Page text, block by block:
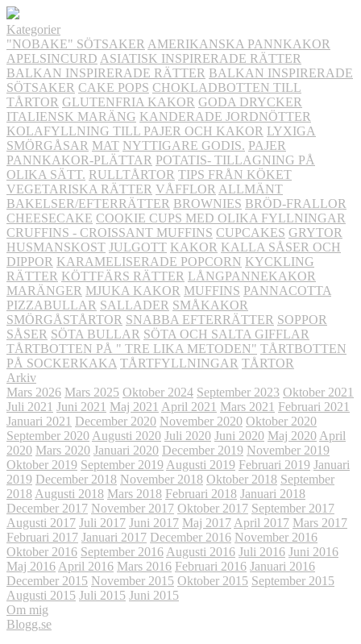
Kategorier
"NOBAKE" SÖTSAKER AMERIKANSKA PANNKAKOR
APELSINCURD ASIATISK INSPIRERADE RÄTTER
BALKAN INSPIRERADE RÄTTER BALKAN INSPIRERADE
SÖTSAKER CAKE POPS CHOKLADBOTTEN TILL
TÅRTOR GLUTENFRIA KAKOR GODA DRYCKER
ITALIENSK MARÄNG KANDERADE JORDNÖTTER
KOLAFYLLNING TILL PAJER OCH KAKOR LYXIGA
SMÖRGÅSAR MAT NYTTIGARE GODIS. PAJER
PANNKAKOR-PLÄTTAR POTATIS- TILLAGNING PÅ
OLIKA SÄTT. RULLTÅRTOR TIPS FRÅN KÖKET
VEGETARISKA RÄTTER VÅFFLOR ALLMÄNT
BAKELSER/EFTERRÄTTER BROWNIES BRÖD-FRALLOR
CHEESECAKE COOKIE CUPS MED OLIKA FYLLNINGAR
CRUFFINS - CROISSANT MUFFINS CUPCAKES GRYTOR
HUSMANSKOST JULGOTT KAKOR KALLA SÅSER OCH
DIPPOR KARAMELISERADE POPCORN KYCKLING
RÄTTER KÖTTFÄRS RÄTTER LÅNGPANNEKAKOR
MARÄNGER MJUKA KAKOR MUFFINS PANNACOTTA
PIZZABULLAR SALLADER SMÅKAKOR
SMÖRGÅSTÅRTOR SNABBA EFTERRÄTTER SOPPOR
SÅSER SÖTA BULLAR SÖTA OCH SALTA GIFFLAR
TÅRTBOTTEN PÅ " TRE LIKA METODEN" TÅRTBOTTEN
PÅ SOCKERKAKA TÅRTFYLLNINGAR TÅRTOR
Arkiv
Mars 2026 Mars 2025 Oktober 2024 September 2023 Oktober 2021
Juli 2021 Juni 2021 Maj 2021 April 2021 Mars 2021 Februari 2021
Januari 2021 December 2020 November 2020 Oktober 2020
September 2020 Augusti 2020 Juli 2020 Juni 2020 Maj 2020 April
2020 Mars 2020 Januari 2020 December 2019 November 2019
Oktober 2019 September 2019 Augusti 2019 Februari 2019 Januari
2019 December 2018 November 2018 Oktober 2018 September
2018 Augusti 2018 Mars 2018 Februari 2018 Januari 2018
December 2017 November 2017 Oktober 2017 September 2017
Augusti 2017 Juli 2017 Juni 2017 Maj 2017 April 2017 Mars 2017
Februari 2017 Januari 2017 December 2016 November 2016
Oktober 2016 September 2016 Augusti 2016 Juli 2016 Juni 2016
Maj 2016 April 2016 Mars 2016 Februari 2016 Januari 2016
December 2015 November 2015 Oktober 2015 September 2015
Augusti 2015 Juli 2015 Juni 2015
Om mig
Blogg.se